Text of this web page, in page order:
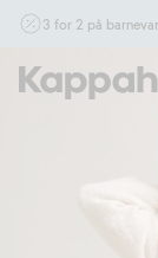
3 for 2 på
Ikke Newbie. Gjelder
17/8 i butikk & online
andre tilbud eller